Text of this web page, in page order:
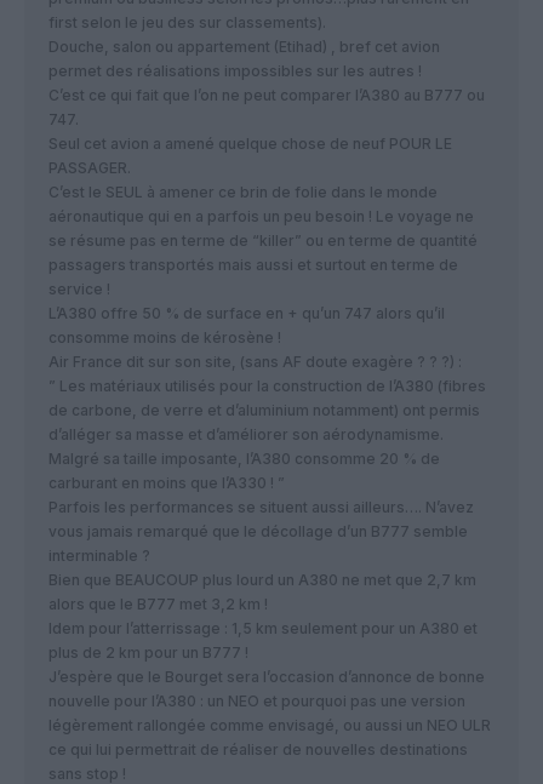
first selon le jeu des sur classements).
Douche, salon ou appartement (Etihad) , bref cet avion
permet des réalisations impossibles sur les autres !
C’est ce qui fait que l’on ne peut comparer l’A380 au B777 ou
747.
Seul cet avion a amené quelque chose de neuf POUR LE
PASSAGER.
C’est le SEUL à amener ce brin de folie dans le monde
aéronautique qui en a parfois un peu besoin ! Le voyage ne
se résume pas en terme de “killer” ou en terme de quantité
passagers transportés mais aussi et surtout en terme de
service !
L’A380 offre 50 % de surface en + qu’un 747 alors qu’il
consomme moins de kérosène !
Air France dit sur son site, (sans AF doute exagère ? ? ?) :
” Les matériaux utilisés pour la construction de l’A380 (fibres
de carbone, de verre et d’aluminium notamment) ont permis
d’alléger sa masse et d’améliorer son aérodynamisme.
Malgré sa taille imposante, l’A380 consomme 20 % de
carburant en moins que l’A330 ! ”
Parfois les performances se situent aussi ailleurs…. N’avez
vous jamais remarqué que le décollage d’un B777 semble
interminable ?
Bien que BEAUCOUP plus lourd un A380 ne met que 2,7 km
alors que le B777 met 3,2 km !
Idem pour l’atterrissage : 1,5 km seulement pour un A380 et
plus de 2 km pour un B777 !
J’espère que le Bourget sera l’occasion d’annonce de bonne
nouvelle pour l’A380 : un NEO et pourquoi pas une version
légèrement rallongée comme envisagé, ou aussi un NEO ULR
ce qui lui permettrait de réaliser de nouvelles destinations
sans stop !